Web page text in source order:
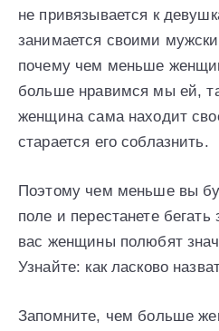
не привязывается к
занимается своими
почему чем меньше
больше нравимся мы ей,
женщина сама находит
старается его соблазнить.
Поэтому чем меньше вы
поле и перестанете
вас женщины полюбят
Узнайте: как ласково
Запомните, чем больше